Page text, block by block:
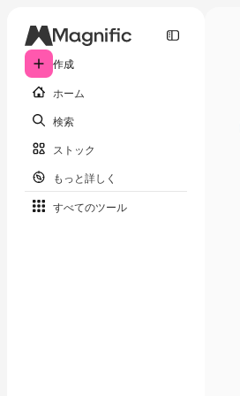
作成
ホーム
検索
ストック
もっと詳しく
すべてのツール